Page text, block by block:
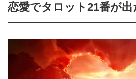
恋愛でタロット21番が